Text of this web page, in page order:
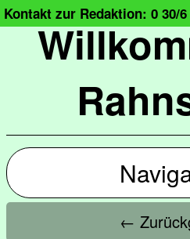
Kontakt zur Redaktion: 0 30/6
←